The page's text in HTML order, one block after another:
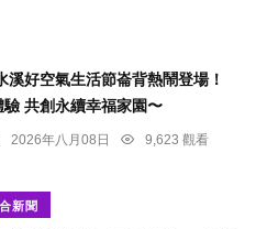
溪好空氣生活節崙背熱鬧登場！
共創永續幸福家園〜
2026年八月08日
9,623 觀看
新聞